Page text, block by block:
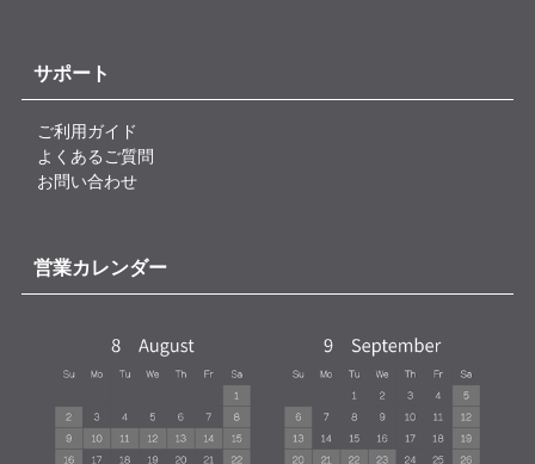
サポート
ご利用ガイド
よくあるご質問
お問い合わせ
営業カレンダー